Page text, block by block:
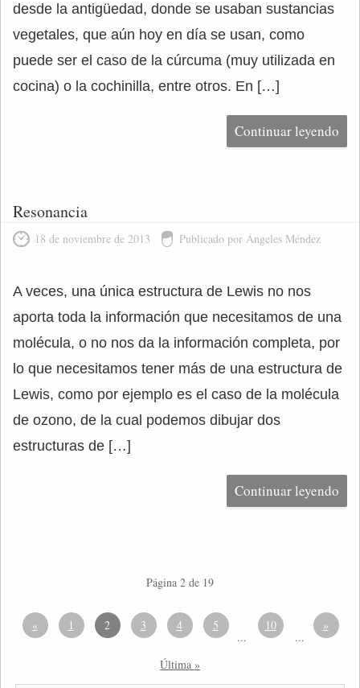
desde la antigüedad, donde se usaban sustancias
vegetales, que aún hoy en día se usan, como
puede ser el caso de la cúrcuma (muy utilizada en
cocina) o la cochinilla, entre otros. En […]
Continuar leyendo
Resonancia
18 de noviembre de 2013 Publicado por Ángeles Méndez
A veces, una única estructura de Lewis no nos
aporta toda la información que necesitamos de una
molécula, o no nos da la información completa, por
lo que necesitamos tener más de una estructura de
Lewis, como por ejemplo es el caso de la molécula
de ozono, de la cual podemos dibujar dos
estructuras de […]
Continuar leyendo
Página 2 de 19
« 1 2 3 4 5
...
10
...
»
Última »